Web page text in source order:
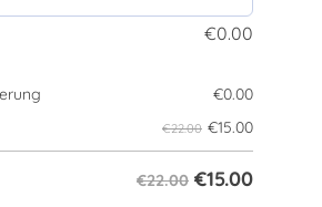
€0.00
€0.00
€22.00 €15.00
€22.00 €15.00